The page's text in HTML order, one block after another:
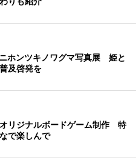
ホンツキノワグマ写真展 姫と
及啓発を
リジナルボードゲーム制作 特
で楽しんで